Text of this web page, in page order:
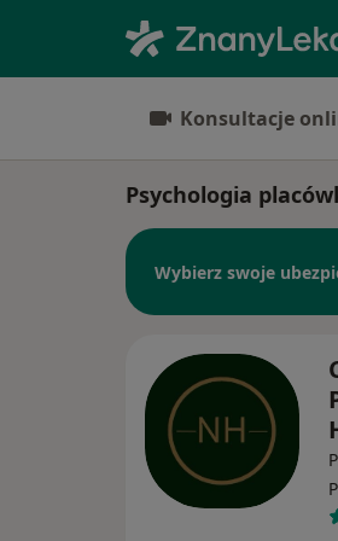
Konsultacje
Psychologia
Wybierz swoje